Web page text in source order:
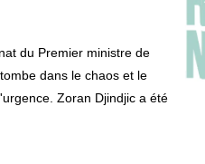
du Premier ministre de
dans le chaos et le
Zoran Djindjic a été